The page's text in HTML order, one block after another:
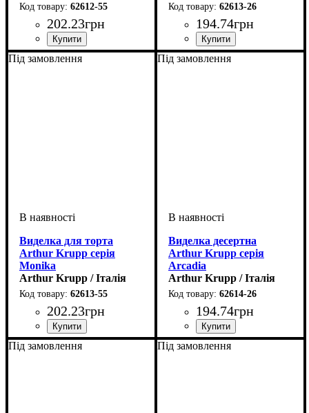
62612-55
202.23грн
62613-26
194.74грн
Під замовлення
Виделка для торта
Arthur Krupp серія
Monika
Arthur Krupp / Італія
62613-55
202.23грн
Під замовлення
Виделка десертна
Arthur Krupp серія
Arcadia
Arthur Krupp / Італія
62614-26
194.74грн
Під замовлення Під замовлення